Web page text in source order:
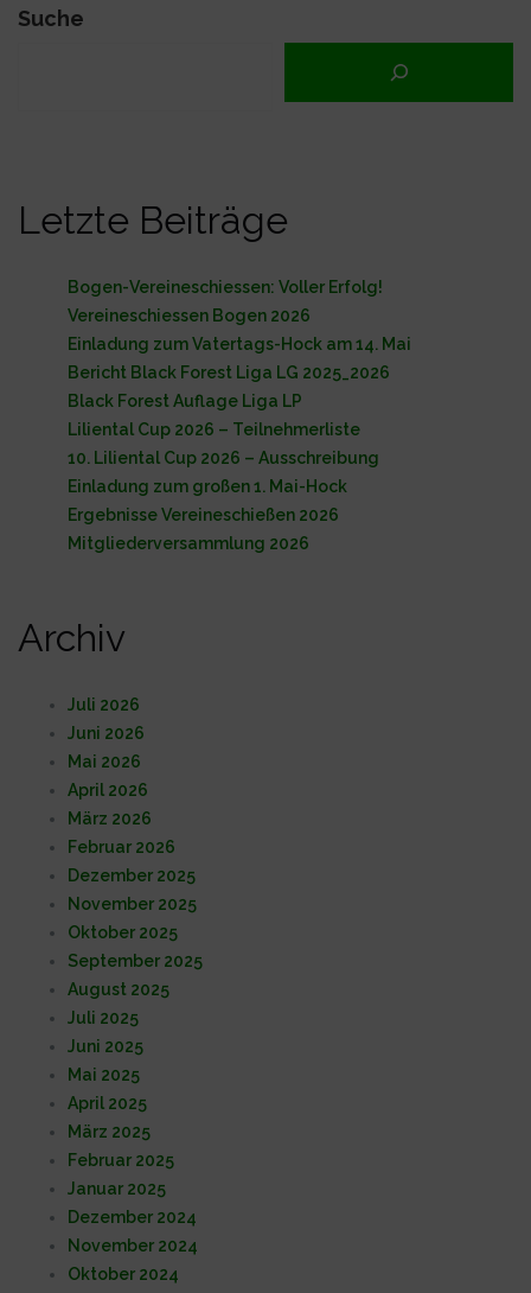
Ausschreibung“
Suche
Letzte Beiträge
Bogen-Vereineschiessen: Voller Erfolg!
Vereineschiessen Bogen 2026
Einladung zum Vatertags-Hock am 14. Mai
Bericht Black Forest Liga LG 2025_2026
Black Forest Auflage Liga LP
Liliental Cup 2026 – Teilnehmerliste
10. Liliental Cup 2026 – Ausschreibung
Einladung zum großen 1. Mai-Hock
Ergebnisse Vereineschießen 2026
Mitgliederversammlung 2026
Archiv
Juli 2026
Juni 2026
Mai 2026
April 2026
März 2026
Februar 2026
Dezember 2025
November 2025
Oktober 2025
September 2025
August 2025
Juli 2025
Juni 2025
Mai 2025
April 2025
März 2025
Februar 2025
Januar 2025
Dezember 2024
November 2024
Oktober 2024